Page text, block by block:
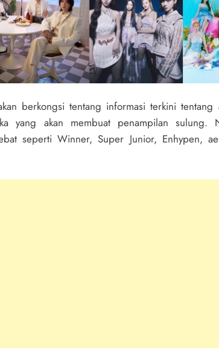
berkongsi tentang informasi terkini tentang
yang akan membuat penampilan sulung.
seperti Winner, Super Junior, Enhypen,